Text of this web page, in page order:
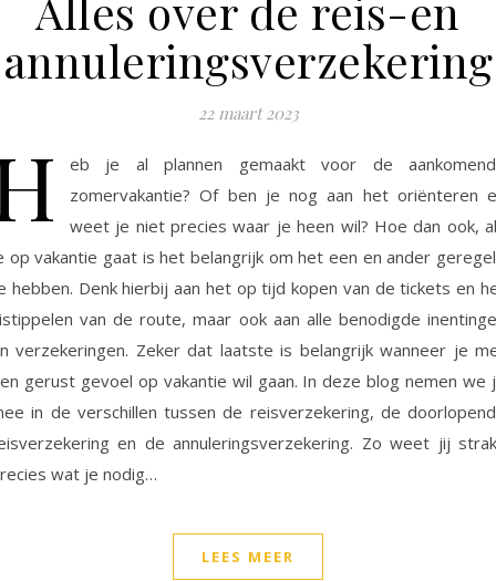
Alles over de reis-en
annuleringsverzekering
22 maart 2023
eb je al plannen gemaakt voor de
zomervakantie? Of ben je nog aan het oriënteren
weet je niet precies waar je heen wil? Hoe dan ook,
op vakantie gaat is het belangrijk om het een en ander
hebben. Denk hierbij aan het op tijd kopen van de tickets en
van de route, maar ook aan alle benodigde
verzekeringen. Zeker dat laatste is belangrijk wanneer je
gerust gevoel op vakantie wil gaan. In deze blog nemen we
in de verschillen tussen de reisverzekering, de
en de annuleringsverzekering. Zo weet jij
wat je nodig…
LEES MEER